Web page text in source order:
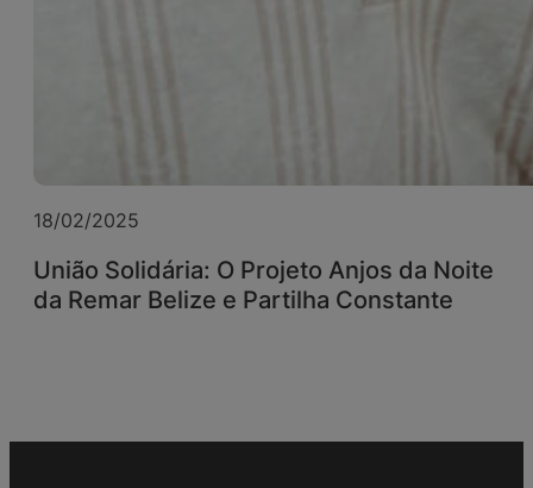
18/02/2025
União Solidária: O Projeto Anjos da Noite
da Remar Belize e Partilha Constante